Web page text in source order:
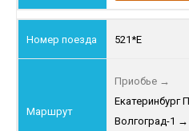
521*Е
Приобье →
Екатеринбург
Волгоград-1 →